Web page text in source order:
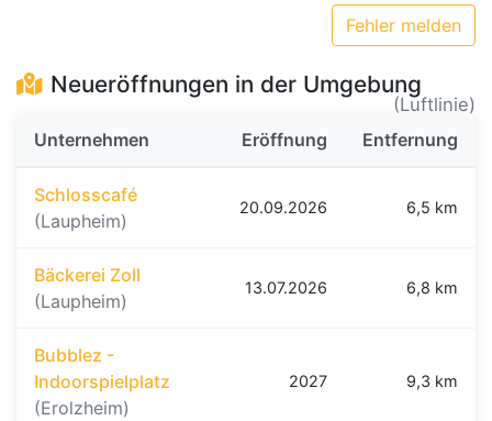
Fehler melden
Neueröffnungen in der Umgebung
(Luftlinie)
Unternehmen
Eröffnung Entfernung
Schlosscafé
(Laupheim)
20.09.2026 6,5 km
Bäckerei Zoll
(Laupheim)
13.07.2026 6,8 km
Bubblez -
Indoorspielplatz
(Erolzheim)
2027 9,3 km